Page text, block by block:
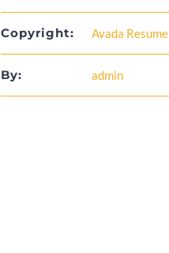
Copyright: Avada Resume
By: admin